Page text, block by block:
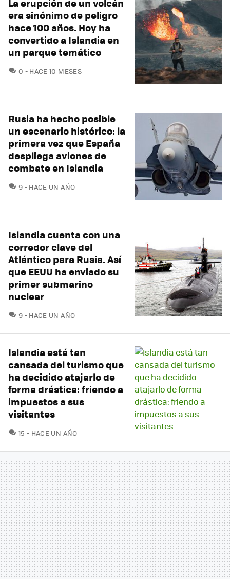
La erupción de un volcán
era sinónimo de peligro
hace 100 años. Hoy ha
convertido a Islandia en
un parque temático
0 COMENTARIOS
HACE 10 MESES
Rusia ha hecho posible
un escenario histórico: la
primera vez que España
despliega aviones de
combate en Islandia
9 COMENTARIOS
HACE UN AÑO
Islandia cuenta con una
corredor clave del
Atlántico para Rusia. Así
que EEUU ha enviado su
primer submarino
nuclear
9 COMENTARIOS
HACE UN AÑO
Islandia está tan
cansada del turismo que
ha decidido atajarlo de
forma drástica: friendo a
impuestos a sus
visitantes
15 COMENTARIOS
HACE UN AÑO